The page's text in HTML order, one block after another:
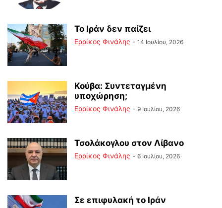
Το Ιράν δεν παίζει
Ερρίκος Φινάλης - 14 Ιουλίου, 2026
Κούβα: Συντεταγμένη
υποχώρηση;
Ερρίκος Φινάλης - 9 Ιουλίου, 2026
Τσολάκογλου στον Λίβανο
Ερρίκος Φινάλης - 6 Ιουλίου, 2026
Σε επιφυλακή το Ιράν